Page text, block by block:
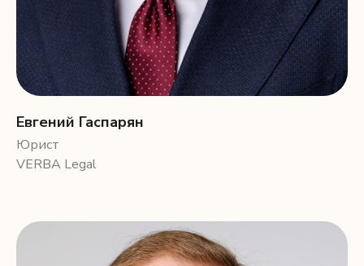
Евгений Гаспарян
Юрист
VERBA Legal